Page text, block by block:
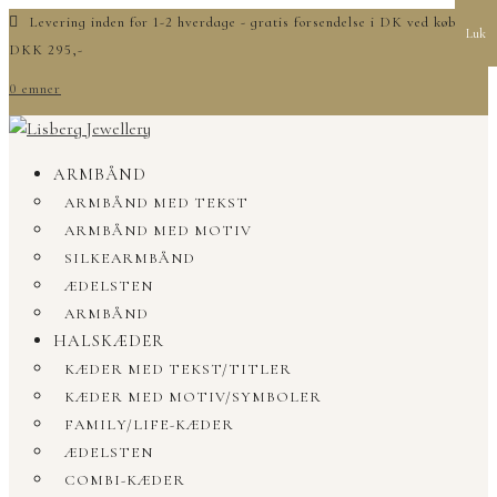
Levering inden for 1-2 hverdage - gratis forsendelse i DK ved køb over
DKK 295,-
0 emner
ARMBÅND
ARMBÅND MED TEKST
ARMBÅND MED MOTIV
SILKEARMBÅND
ÆDELSTEN
ARMBÅND
HALSKÆDER
KÆDER MED TEKST/TITLER
KÆDER MED MOTIV/SYMBOLER
FAMILY/LIFE-KÆDER
ÆDELSTEN
COMBI-KÆDER
Luk